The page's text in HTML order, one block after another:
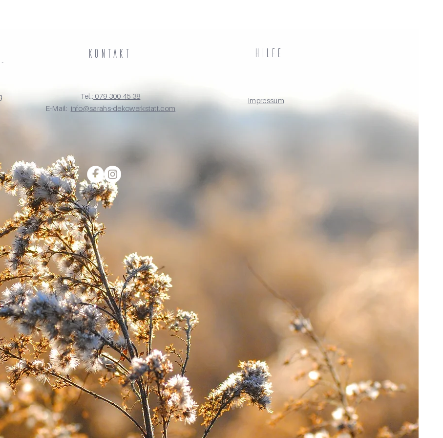
Kontakt
Tel.: 079 300 45 38
E-Mail: info@sarahs-dekowerkstatt.com
Hilfe
Impressum